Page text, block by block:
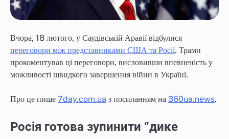
Вчора, 18 лютого, у Саудівській Аравії відбулися
переговори між представниками США та Росії. Трамп
прокоментував ці переговори, висловивши впевненість у
можливості швидкого завершення війни в Україні.
Про це пише 7day.com.ua з посиланням на 360ua.news.
Росія готова зупинити “дике